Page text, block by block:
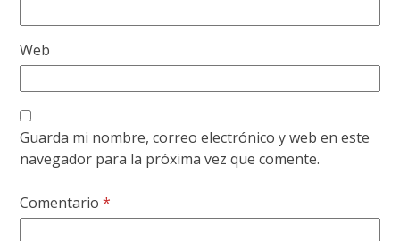
Web
Guarda mi nombre, correo electrónico y web en este
navegador para la próxima vez que comente.
Comentario*